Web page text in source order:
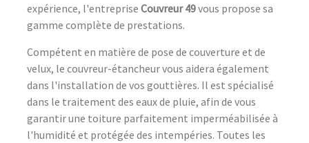
expérience, l'entreprise Couvreur 49vous propose sa
gamme complète de prestations.
Compétent en matière de pose de couverture et de
velux, le couvreur-étancheur vous aidera également
dans l'installation de vos gouttières. Il est spécialisé
dans le traitement des eaux de pluie, afin de vous
garantir une toiture parfaitement imperméabilisée à
l'humidité et protégée des intempéries. Toutes les